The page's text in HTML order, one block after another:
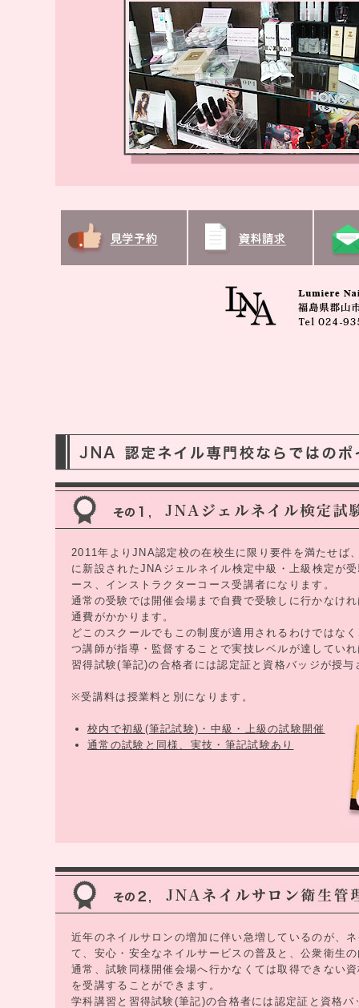
2011年よりJNA認定校の在校生に限り要件を満たせば
に新設されたJNAジェルネイル検定中級・上級検定が
ース、インストラクターコース受講者になります。
通常の受験では開催会場まで自費で受験しに行かなけ
通費がかかります。
どこのスクールでもこの制度が適用されるわけではな
つ講師が指導・監督することで実技レベルが達してい
習得試験(筆記)の合格者には認定証と資格バッジが授与
※受講料は授業料と別になります。
校内で初級(筆記試験)・中級・上級の試験開催
通常の試験と同様、実技・筆記試験あり
近年のネイルサロンの増加に伴い急増しているのが、
て、安心・安全なネイルサービスの普及と、公衆衛生
通常、試験同様開催会場へ行かなくては取得できない
を受講することができます。
学科講習と習得試験(筆記)の合格者には認定証と資格